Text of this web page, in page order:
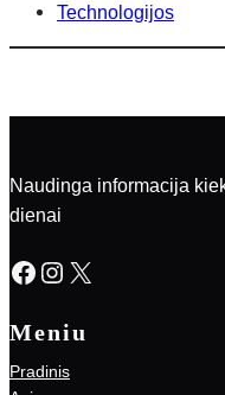
Technologijos
Naudinga informacija
dienai
Facebook Instagram X
Meniu
Pradinis